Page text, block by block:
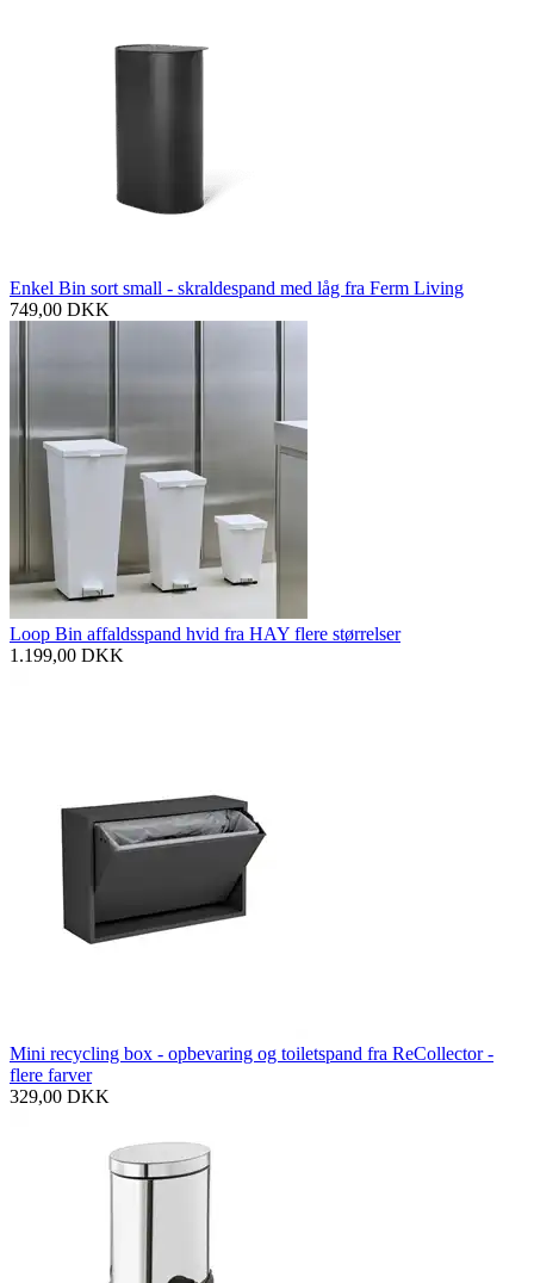
Enkel Bin sort small - skraldespand med låg fra Ferm Living
749,00 DKK
Loop Bin affaldsspand hvid fra HAY flere størrelser
1.199,00 DKK
Mini recycling box - opbevaring og toiletspand fra ReCollector -
flere farver
329,00 DKK